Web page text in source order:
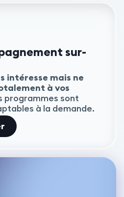
sur-
intéresse mais ne
à vos
programmes sont
à la demande.